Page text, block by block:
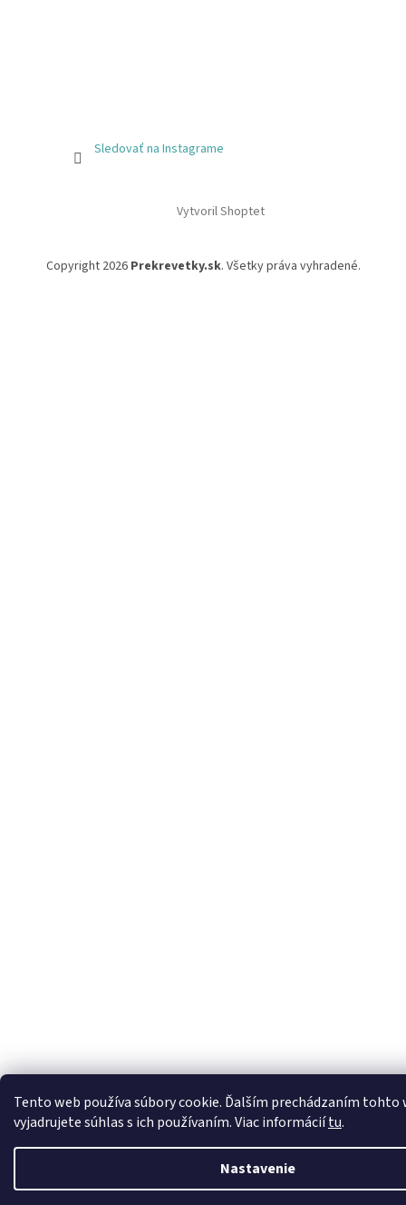
Tento web používa súbory cookie. Ďalším prechádzaním tohto
vyjadrujete súhlas s ich používaním. Viac informáciítu.
Nastavenie
Sledovať na Instagrame
Vytvoril Shoptet
Copyright 2026 Prekrevetky.sk. Všetky práva vyhradené.